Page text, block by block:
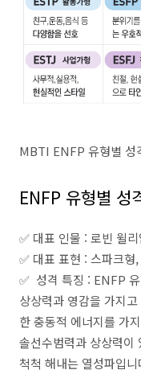
MBTI ENFP 유형별 성
ENFP 유형별 성
✅ 대표 인물 : 로빈 윌
✅ 대표 표현 : 스파크형
✅ 성격 특징 : ENFP
상상력과 영감을 가지
한 충동적 에너지를 가
솔선수범력과 상상력이
척척 해내는 열성파입